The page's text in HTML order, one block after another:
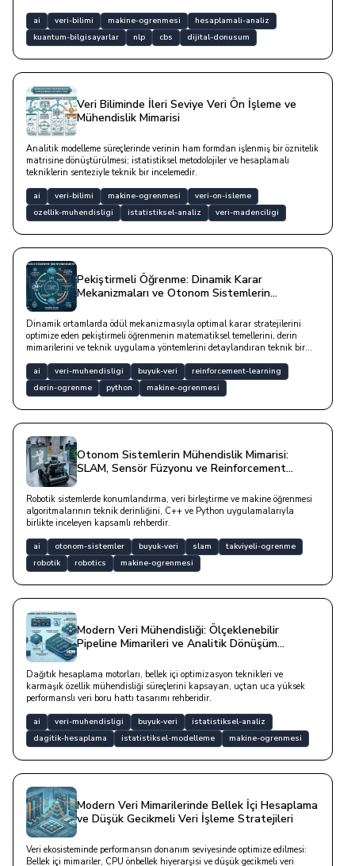
ai veri-bilimi makine-ogrenmesi
hesaplamali-analiz
kuantum-bilgisayarlar
nlp cbs dijital-donusum
Veri Biliminde İleri Seviye Veri Ön İşleme ve
Mühendislik Mimarisi
Analitik modelleme süreçlerinde verinin ham formdan işlenmiş bir öznitelik
matrisine dönüştürülmesi; istatistiksel metodolojiler ve hesaplamalı
tekniklerin senteziyle teknik bir incelemedir.
ai veri-bilimi makine-ogrenmesi
veri-on-isleme
ozellik-muhendisligi
istatistiksel-analiz veri-madenciligi
Pekiştirmeli Öğrenme: Dinamik Karar
Mekanizmaları ve Otonom Sistemlerin
Dinamik ortamlarda ödül mekanizmasıyla optimal karar stratejilerini
optimize eden pekiştirmeli öğrenmenin matematiksel temellerini, derin
mimarilerini ve teknik uygulama yöntemlerini detaylandıran teknik bir
ai veri-muhendisligi buyuk-veri
reinforcement-learning
derin-ogrenme
python makine-ogrenmesi
Otonom Sistemlerin Mühendislik Mimarisi:
SLAM, Sensör Füzyonu ve Reinforcement
Robotik sistemlerde konumlandırma, veri birleştirme ve makine öğrenmesi
algoritmalarının teknik derinliğini, C++ ve Python uygulamalarıyla
birlikte inceleyen kapsamlı rehberdir.
ai otonom-sistemler buyuk-veri slam
takviyeli-ogrenme
robotik
robotics makine-ogrenmesi
Modern Veri Mühendisliği: Ölçeklenebilir
Pipeline Mimarileri ve Analitik Dönüşüm
Dağıtık hesaplama motorları, bellek içi optimizasyon teknikleri ve
karmaşık özellik mühendisliği süreçlerini kapsayan, uçtan uca yüksek
performanslı veri boru hattı tasarımı rehberidir.
ai veri-muhendisligi buyuk-veri
istatistiksel-analiz
dagitik-hesaplama
istatistiksel-modelleme makine-ogrenmesi
Modern Veri Mimarilerinde Bellek İçi Hesaplama
ve Düşük Gecikmeli Veri İşleme Stratejileri
Veri ekosisteminde performansın donanım seviyesinde optimize edilmesi:
Bellek içi mimariler, CPU önbellek hiyerarşisi ve düşük gecikmeli veri